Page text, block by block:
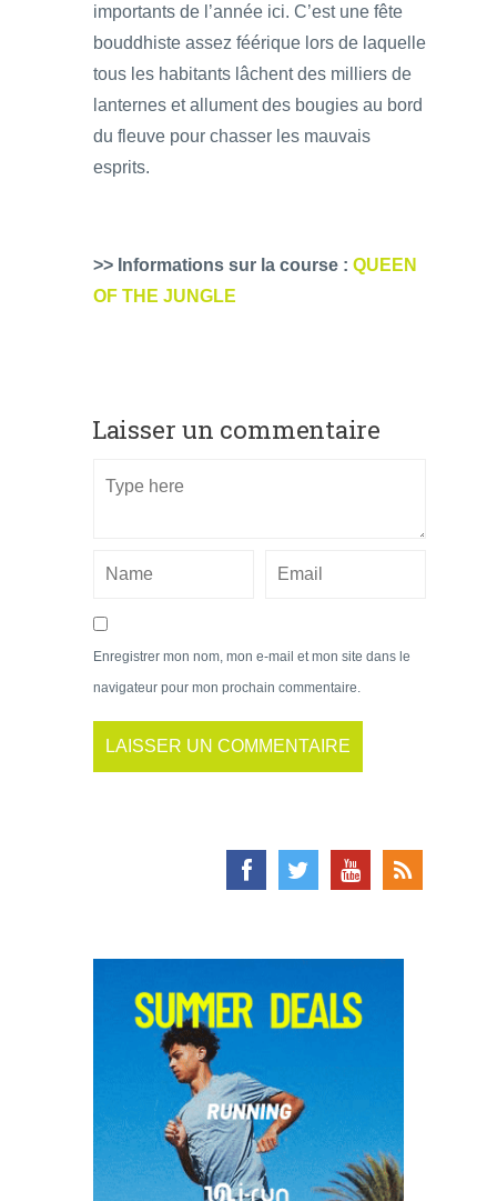
importants de l’année ici. C’est une fête
bouddhiste assez féérique lors de laquelle
tous les habitants lâchent des milliers de
lanternes et allument des bougies au bord
du fleuve pour chasser les mauvais
esprits.
>> Informations sur la course : QUEEN
OF THE JUNGLE
Laisser un commentaire
Enregistrer mon nom, mon e-mail et mon site dans le
navigateur pour mon prochain commentaire.